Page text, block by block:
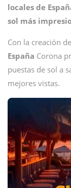
locales de
sol más
Con la creación
España Corona
puestas de sol a
mejores vistas.